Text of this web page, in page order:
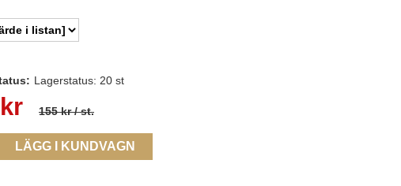
Lagerstatus: 20 st
kr 155 kr/ st.
LÄGG I KUNDVAGN